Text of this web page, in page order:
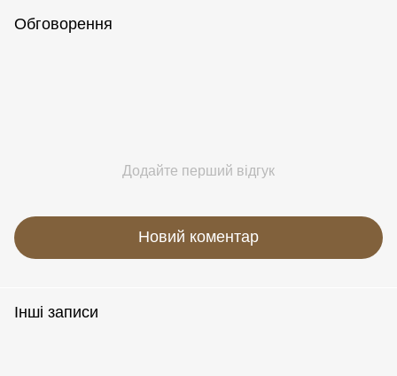
Обговорення
Додайте перший відгук
Новий коментар
Інші записи